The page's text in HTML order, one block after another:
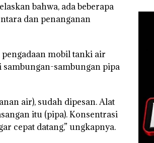
bahwa, ada beberapa
dan penanganan
mobil tanki air
sambungan pipa
air), sudah dipesan. Alat
itu (pipa). Konsentrasi
cepat datang,” ungkapnya.